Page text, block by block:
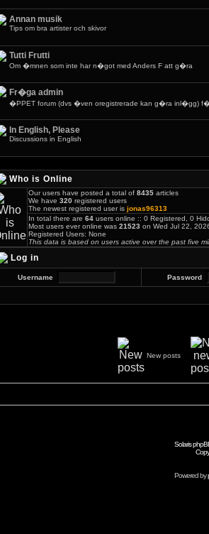
Annan musik
Tips om bra artister och skivor
Tutti Frutti
Om �mnen som inte har n�got med Anders F att g�ra
Fr�ga admin
�PPET forum (dvs �ven oregistrerade kan g�ra inl�gg)
In English, Please
Discussions in English
Who is Online
Our users have posted a total of 8435 articles
We have 320 registered users
The newest registered user is jonas96313
In total there are 64 users online :: 0 Registered, 0
Most users ever online was 21523 on Wed Jul 22,
Registered Users: None
This data is based on users active over the past five
Log in
Username Password
New posts
Solaris
Powered by